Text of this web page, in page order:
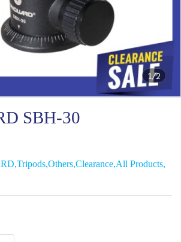
1/2
SBH-30
,Tripods,Others,Clearance,All Products,